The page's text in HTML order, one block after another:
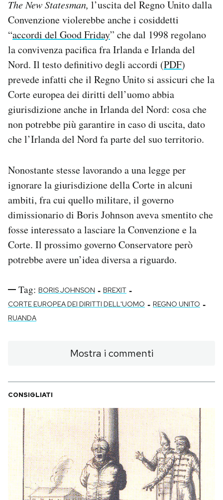
The New Statesman, l’uscita del Regno Unito dalla
Convenzione violerebbe anche i cosiddetti
“accordi del Good Friday” che dal 1998 regolano
la convivenza pacifica fra Irlanda e Irlanda del
Nord. Il testo definitivo degli accordi (PDF)
prevede infatti che il Regno Unito si assicuri che la
Corte europea dei diritti dell’uomo abbia
giurisdizione anche in Irlanda del Nord: cosa che
non potrebbe più garantire in caso di uscita, dato
che l’Irlanda del Nord fa parte del suo territorio.
Nonostante stesse lavorando a una legge per
ignorare la giurisdizione della Corte in alcuni
ambiti, fra cui quello militare, il governo
dimissionario di Boris Johnson aveva smentito che
fosse interessato a lasciare la Convenzione e la
Corte. Il prossimo governo Conservatore però
potrebbe avere un’idea diversa a riguardo.
Tag: BORIS JOHNSON - BREXIT -
CORTE EUROPEA DEI DIRITTI DELL'UOMO - REGNO UNITO -
RUANDA
Mostra i commenti
CONSIGLIATI